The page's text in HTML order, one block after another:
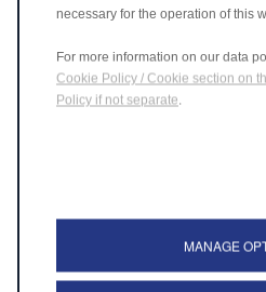
necessary for the operation of this
For more information on our data
Cookie Policy / Cookie section on
Policy if not separate.
MANAGE